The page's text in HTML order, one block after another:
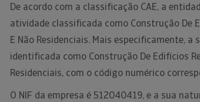
De acordo com a classificação CAE, a
atividade classificada como Construção De
E Não Residenciais. Mais especificamente, a
identificada como Construção De Edifícios
Residenciais, com o código numérico
O NIF da empresa é 512040419, e a sua